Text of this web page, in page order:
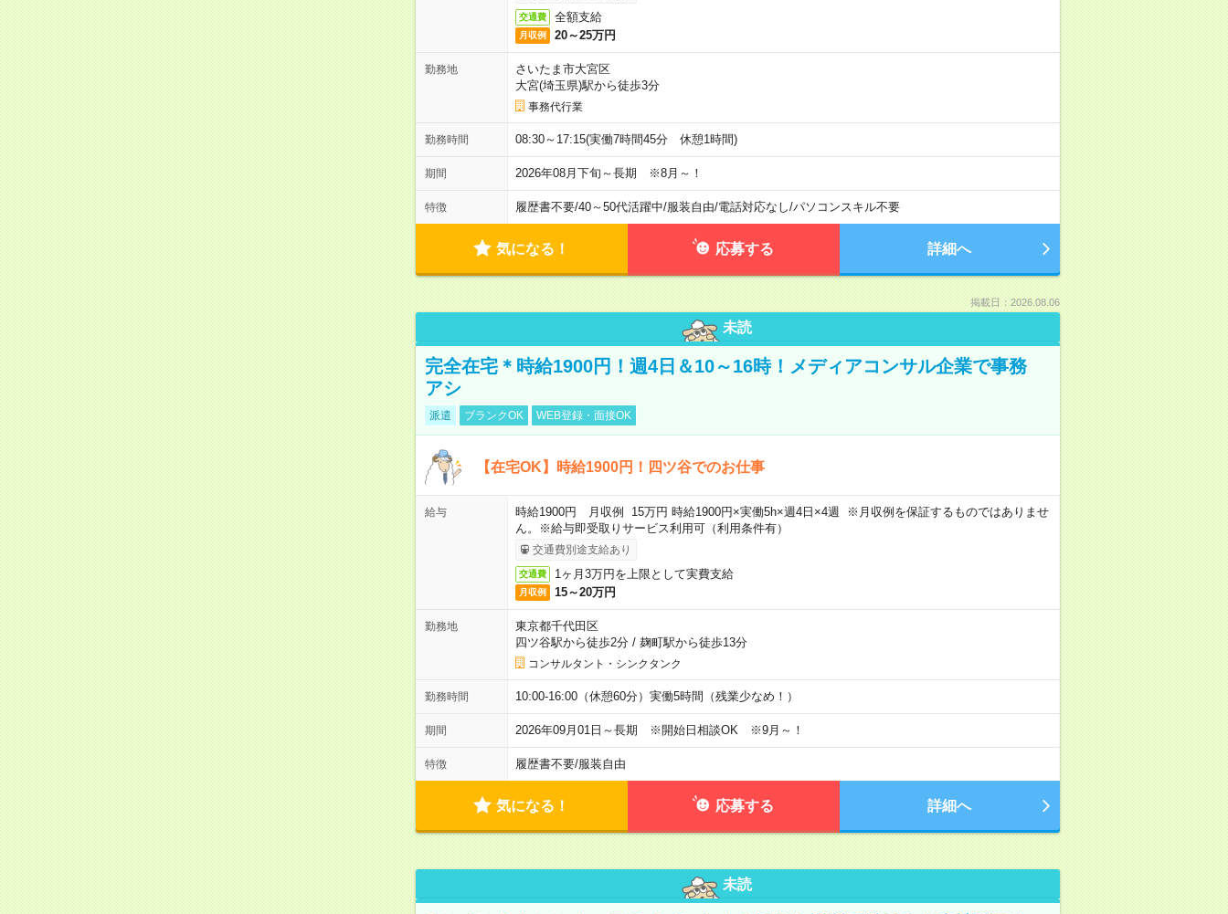
交通費 全額支給
月収例 20～25万円
勤務地
さいたま市大宮区
大宮(埼玉県)駅から徒歩3分
事務代行業
勤務時間 08:30～17:15(実働7時間45分 休憩1時間)
期間 2026年08月下旬～長期 ※8月～！
特徴 履歴書不要/40～50代活躍中/服装自由/電話対応なし/パソコンスキル不要
気になる！ 応募する 詳細へ
掲載日：2026.08.06
未読
完全在宅＊時給1900円！週4日＆10～16時！メディアコンサル企業で事務
アシ
派遣 ブランクOK WEB登録・面接OK
【在宅OK】時給1900円！四ツ谷でのお仕事
給与
時給1900円 月収例 15万円 時給1900円×実働5h×週4日×4週 ※月収例を保証するものではありませ
ん。※給与即受取りサービス利用可（利用条件有）
交通費別途支給あり
交通費 1ヶ月3万円を上限として実費支給
月収例 15～20万円
勤務地
東京都千代田区
四ツ谷駅から徒歩2分/ 麹町駅から徒歩13分
コンサルタント・シンクタンク
勤務時間 10:00-16:00（休憩60分）実働5時間（残業少なめ！）
期間 2026年09月01日～長期 ※開始日相談OK ※9月～！
特徴 履歴書不要/服装自由
気になる！ 応募する 詳細へ
未読